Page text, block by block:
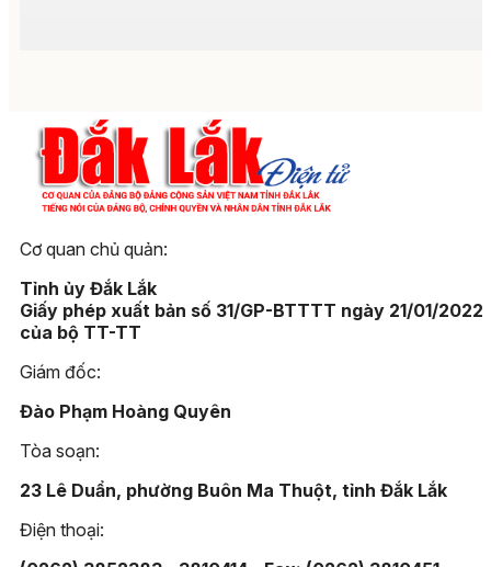
Cơ quan chủ quản:
Tỉnh ủy Đắk Lắk
Giấy phép xuất bản số 31/GP-BTTTT ngày 21/01/2022
của bộ TT-TT
Giám đốc:
Đào Phạm Hoàng Quyên
Tòa soạn:
23 Lê Duẩn, phường Buôn Ma Thuột, tỉnh Đắk Lắk
Điện thoại: